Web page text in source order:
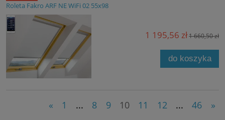
Roleta Fakro ARF NE WiFi 02 55x98
1 195,56 zł1 660,50 zł
do koszyka
« 1 ... 8 9 10 11 12 ... 46 »